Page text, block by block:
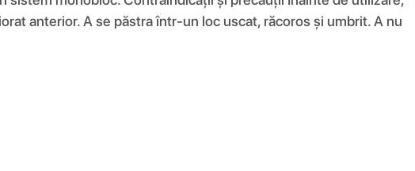
anterior. A se păstra într-un loc uscat, răcoros și umbrit. A nu